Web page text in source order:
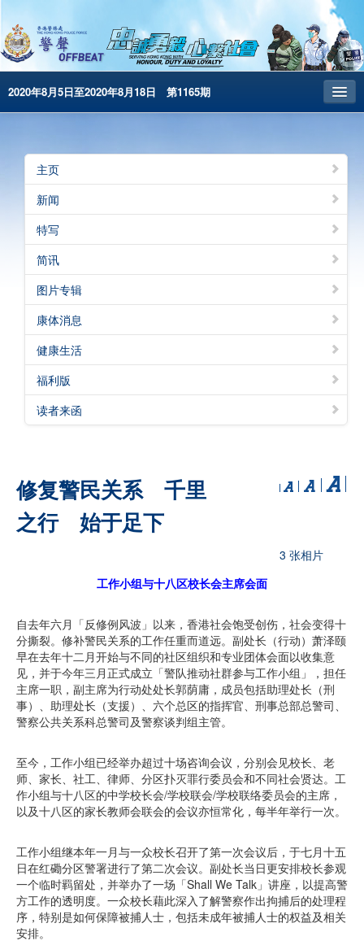
2020年8月5日至2020年8月18日 第1165期
昔日警声
警务处主页
繁体版
English
电子书版
主页
新闻
特写
简讯
图片专辑
康体消息
健康生活
福利版
读者来函
修复警民关系 千里
之行 始于足下
3 张相片
工作小组与十八区校长会主席会面
自去年六月「反修例风波」以来，香港社会饱受创伤，社会变得十
分撕裂。修补警民关系的工作任重而道远。副处长（行动）萧泽颐
早在去年十二月开始与不同的社区组织和专业团体会面以收集意
见，并于今年三月正式成立「警队推动社群参与工作小组」，担任
主席一职，副主席为行动处处长郭荫庸，成员包括助理处长（刑
事）、助理处长（支援）、六个总区的指挥官、刑事总部总警司、
警察公共关系科总警司及警察谈判组主管。
至今，工作小组已经举办超过十场咨询会议，分别会见校长、老
师、家长、社工、律师、分区扑灭罪行委员会和不同社会贤达。工
作小组与十八区的中学校长会/学校联会/学校联络委员会的主席，
以及十八区的家长教师会联会的会议亦恒常化，每半年举行一次。
工作小组继本年一月与一众校长召开了第一次会议后，于七月十五
日在红磡分区警署进行了第二次会议。副处长当日更安排校长参观
一个临时羁留处，并举办了一场「Shall We Talk」讲座，以提高警
方工作的透明度。一众校长藉此深入了解警察作出拘捕后的处理程
序，特别是如何保障被捕人士，包括未成年被捕人士的权益及相关
安排。